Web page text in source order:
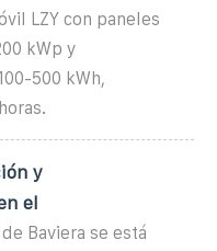
LZY con paneles
kWp y
500 kWh,
y
el
Baviera se está